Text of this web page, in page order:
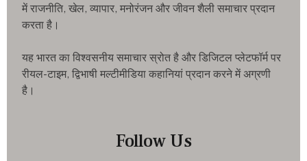
में राजनीति, खेल, व्यापार, मनोरंजन और जीवन शैली समाचार प्रदान
करता है।
यह भारत का विश्वसनीय समाचार स्रोत है और डिजिटल प्लेटफॉर्म पर
रीयल-टाइम, द्विभाषी मल्टीमीडिया कहानियां प्रदान करने में अग्रणी
है।
Follow Us